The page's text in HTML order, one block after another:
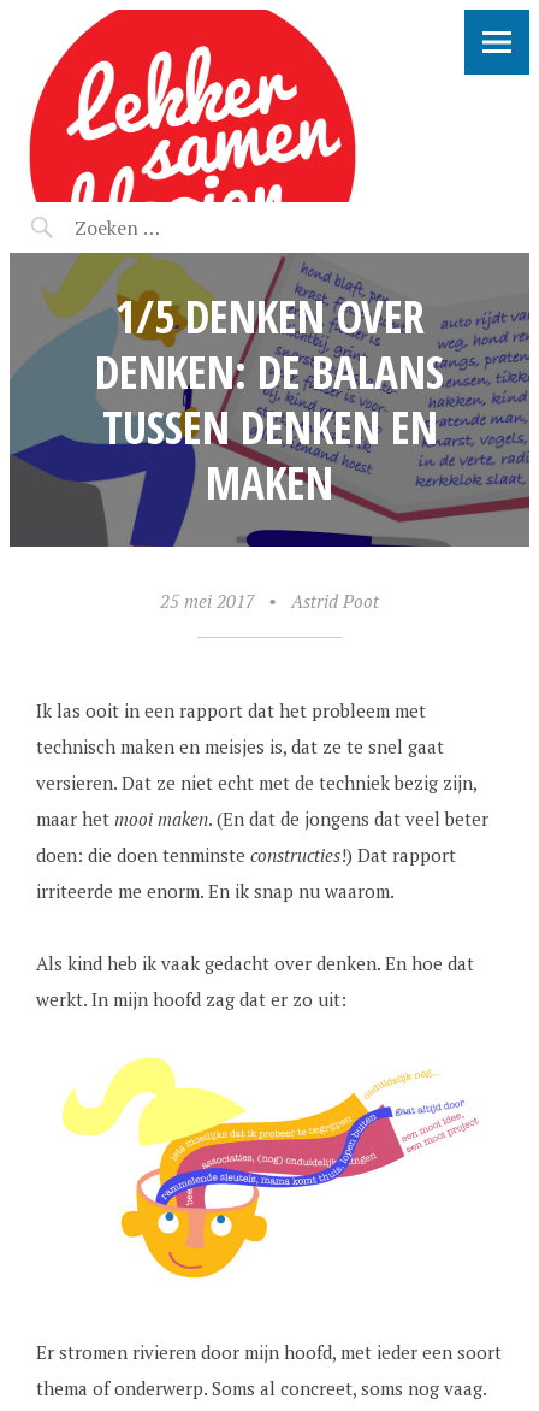
LEKKER SAMEN KLOOIEN
1/5 DENKEN OVER
DENKEN: DE BALANS
TUSSEN DENKEN EN
MAKEN
25 mei 2017 • Astrid Poot
Ik las ooit in een rapport dat het probleem met
technisch maken en meisjes is, dat ze te snel gaat
versieren. Dat ze niet echt met de techniek bezig zijn,
maar het mooi maken. (En dat de jongens dat veel beter
doen: die doen tenminste constructies!) Dat rapport
irriteerde me enorm. En ik snap nu waarom.
Als kind heb ik vaak gedacht over denken. En hoe dat
werkt. In mijn hoofd zag dat er zo uit:
Er stromen rivieren door mijn hoofd, met ieder een soort
thema of onderwerp. Soms al concreet, soms nog vaag.